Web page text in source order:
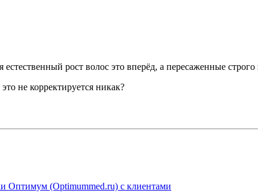
рост волос это вперёд, а пересаженные строго
не корректируется никак?
Оптимум (Optimummed.ru) с клиентами